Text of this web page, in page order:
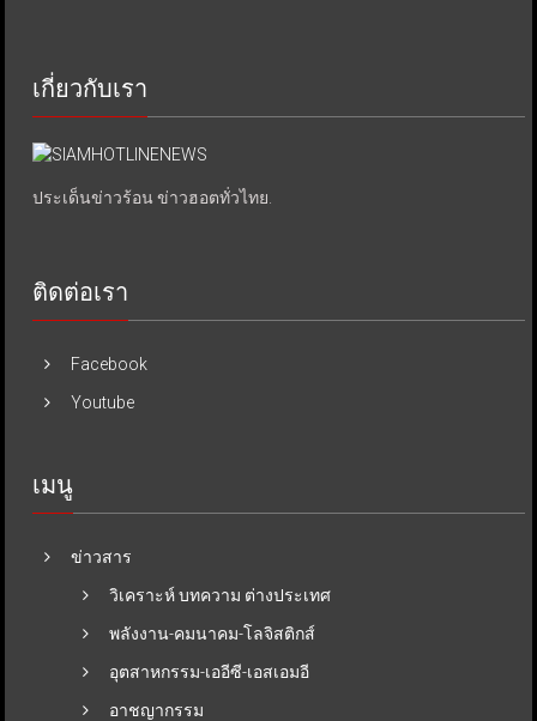
เกี่ยวกับเรา
ประเด็นข่าวร้อน ข่าวฮอตทั่วไทย.
ติดต่อเรา
Facebook
Youtube
เมนู
ข่าวสาร
วิเคราะห์ บทความ ต่างประเทศ
พลังงาน-คมนาคม-โลจิสติกส์
อุตสาหกรรม-เออีซี-เอสเอมอี
อาชญากรรม